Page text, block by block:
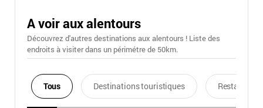
A voir aux alentours
Découvrez d'autres destinations aux alentours ! Liste des
endroits à visiter dans un périmétre de 50km.
Tous Destinations touristiques Restaurants